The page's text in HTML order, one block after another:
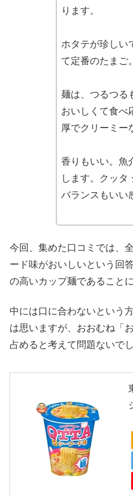
ります。
ホタテが珍しい
て定番のたまご。
麺は、つるつる
おいしくて食べ
厚でクリーミー
香りもいい。魚
します。クッタ
バランスもいい
今回、集めた口コミでは、
ード味がおいしいという回
の高いカップ麺であること
中には口に合わないという
は思いますが、おおむね「
占めると考えて問題ないでし